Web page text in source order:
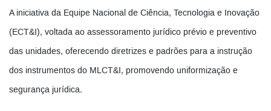
A iniciativa da Equipe Nacional de Ciência, Tecnologia e Inovação
(ECT&I), voltada ao assessoramento jurídico prévio e preventivo
das unidades, oferecendo diretrizes e padrões para a instrução
dos instrumentos do MLCT&I, promovendo uniformização e
segurança jurídica.